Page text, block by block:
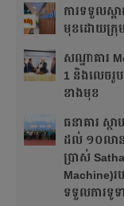
ការទទួលស្គ
មុខដោយក្រុ
សណ្ឋាគារ
1 និងលេចរូប
ខាងមុខ
ធនាគារ ស្ថ
ដល់ ១០លាន
ប្រាស់
Machine)រ
ទទួលការទូ